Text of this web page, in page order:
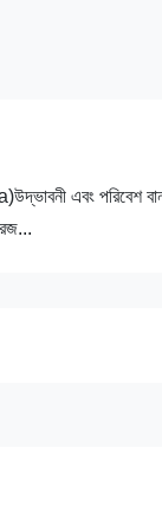
এবং পরিবেশ